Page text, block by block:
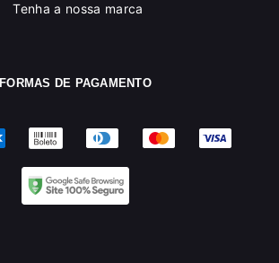
Tenha a nossa marca
FORMAS DE PAGAMENTO